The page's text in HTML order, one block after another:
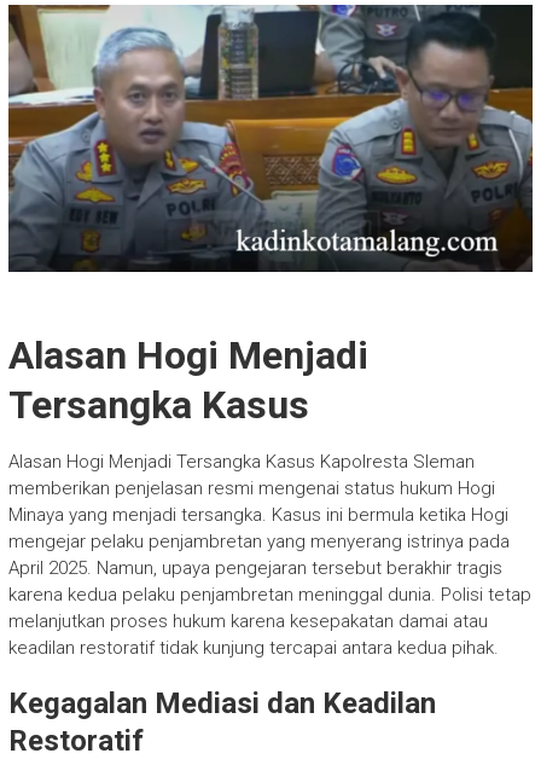
Alasan Hogi Menjadi
Tersangka Kasus
Alasan Hogi Menjadi Tersangka Kasus Kapolresta Sleman
memberikan penjelasan resmi mengenai status hukum Hogi
Minaya yang menjadi tersangka. Kasus ini bermula ketika Hogi
mengejar pelaku penjambretan yang menyerang istrinya pada
April 2025. Namun, upaya pengejaran tersebut berakhir tragis
karena kedua pelaku penjambretan meninggal dunia. Polisi tetap
melanjutkan proses hukum karena kesepakatan damai atau
keadilan restoratif tidak kunjung tercapai antara kedua pihak.
Kegagalan Mediasi dan Keadilan
Restoratif